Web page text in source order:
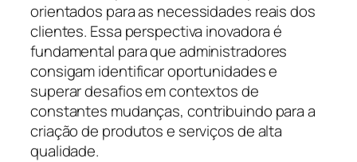
orientados para as necessidades reais dos
clientes. Essa perspectiva inovadora é
fundamental para que administradores
consigam identificar oportunidades e
superar desafios em contextos de
constantes mudanças, contribuindo para a
criação de produtos e serviços de alta
qualidade.